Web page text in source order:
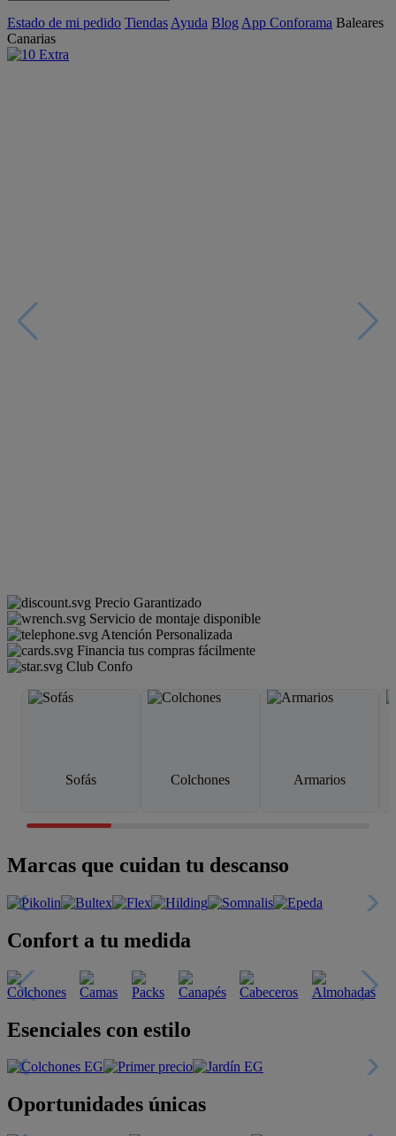
Estado de mi pedido Tiendas Ayuda Blog App Conforama Baleares
Canarias
Precio Garantizado
Servicio de montaje disponible
Atención Personalizada
Financia tus compras fácilmente
Club Confo
Sofás Colchones Armarios
Marcas que cuidan tu descanso
Confort a tu medida
Esenciales con estilo
Oportunidades únicas